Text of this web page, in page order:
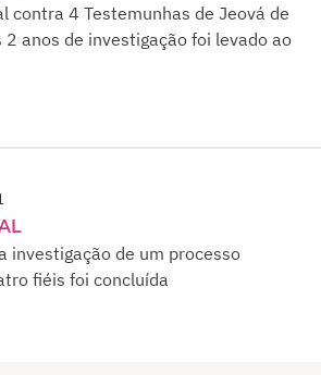
contra 4 Testemunhas de Jeová de
2 anos de investigação foi levado ao
investigação de um processo
fiéis foi concluída